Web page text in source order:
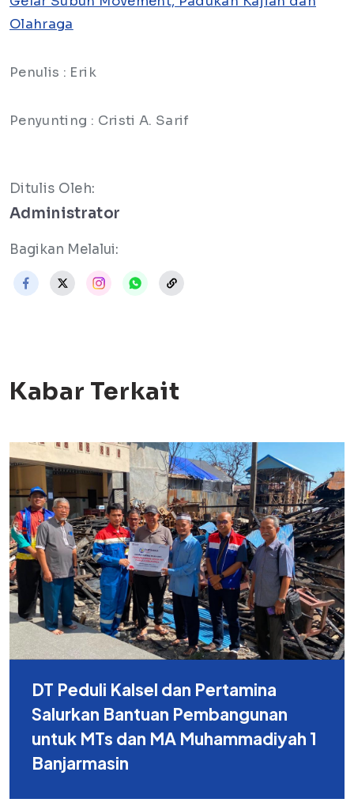
Olahraga
Penulis : Erik
Penyunting : Cristi A. Sarif
Ditulis Oleh:
Administrator
Bagikan Melalui:
Kabar Terkait
DT Peduli Kalsel dan Pertamina
Salurkan Bantuan Pembangunan
untuk MTs dan MA Muhammadiyah 1
Banjarmasin